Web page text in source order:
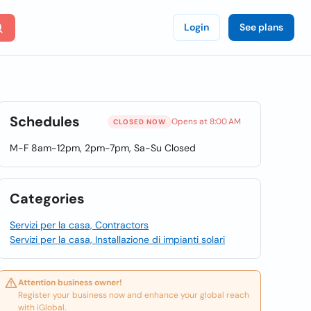
Login See plans
Schedules CLOSED NOW Opens at 8:00 AM
M-F 8am-12pm, 2pm-7pm, Sa-Su Closed
Categories
Servizi per la casa, Contractors
Servizi per la casa, Installazione di impianti solari
Attention business owner!
Register your business now and enhance your global reach
with iGlobal.